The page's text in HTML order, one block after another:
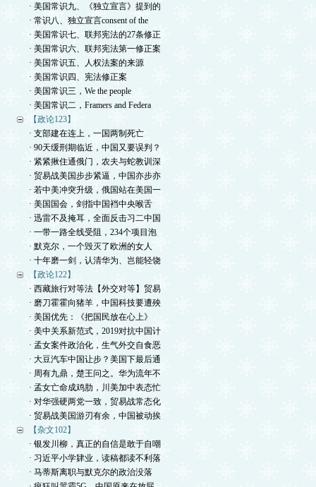
· 美国常识九、《独立宣言》提到的
· 常识八、独立宣言consent of the
· 美国常识七、联邦宪法的27条修正
· 美国常识六、联邦宪法第一修正案
· 美国常识五、人权法案的来源
· 美国常识四、宪法修正案
· 美国常识三，We the people
· 美国常识二，Framers and Federa
【政论123】
· 支部建在连上，一国两制死亡
· 90天缓刑期临近，中国又要误判？
· 紧紧揪住通俄门，农夫与蛇教训深
· 贸易战美国步步紧逼，中国亦步亦
· 若中美冲突升级，俄国站在美国一
· 美国国会，剑指中国裆中央喉舌
· 迅雷不及掩耳，全面反击习二中国
· 一带一路全线受阻，234个项目泡
· 默克尔，一个毁灭了欧洲的女人
· 十年磨一剑，认清华为、岂能轻饶
【政论122】
· 西藏旅行对等法【外交对等】贸易
· 磨刀霍霍向猪羊，中国科技要遭殃
· 美国优先：《把国民放在心上》
· 美中关系新范式，2019对抗中国计
· 孟女案件政治化，生气外交自食恶
· 大豆汽车中国让步？美国下最后通
· 周有九鼎，楚王问之。华为流年不
· 孟女亡命成鸡肋，川美加中表态忙
· 对华强硬两党一致，贸易战常态化
· 贸易战美国游刃有余，中国被动挨
【杂文102】
· 银发川柳，真正的自信是敢于自嘲
· 习近平小学肄业，读稿都读不利落
· 马蒂斯离职与默克尔的政治没落